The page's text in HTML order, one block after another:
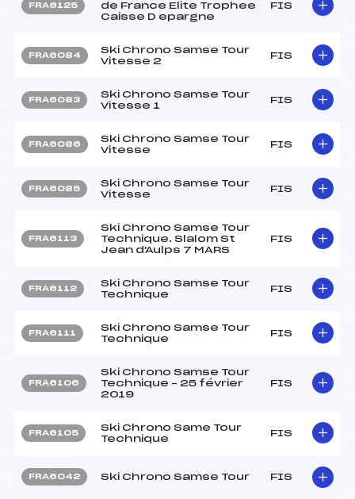
FRA6125
de France Elite Trophee
Caisse D epargne
FIS
FRA6084
Ski Chrono Samse Tour
Vitesse 2
FIS
FRA6083
Ski Chrono Samse Tour
Vitesse 1
FIS
FRA6086
Ski Chrono Samse Tour
Vitesse
FIS
FRA6085
Ski Chrono Samse Tour
Vitesse
FIS
FRA6113
Ski Chrono Samse Tour
Technique. Slalom St
Jean d'Aulps 7 MARS
FIS
FRA6112
Ski Chrono Samse Tour
Technique
FIS
FRA6111
Ski Chrono Samse Tour
Technique
FIS
FRA6106
Ski Chrono Samse Tour
Technique – 25 février
2019
FIS
FRA6105
Ski Chrono Same Tour
Technique
FIS
FRA6042 Ski Chrono Samse Tour FIS